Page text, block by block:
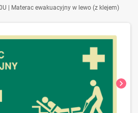
| Materac ewakuacyjny w lewo (z klejem)
chevron_right